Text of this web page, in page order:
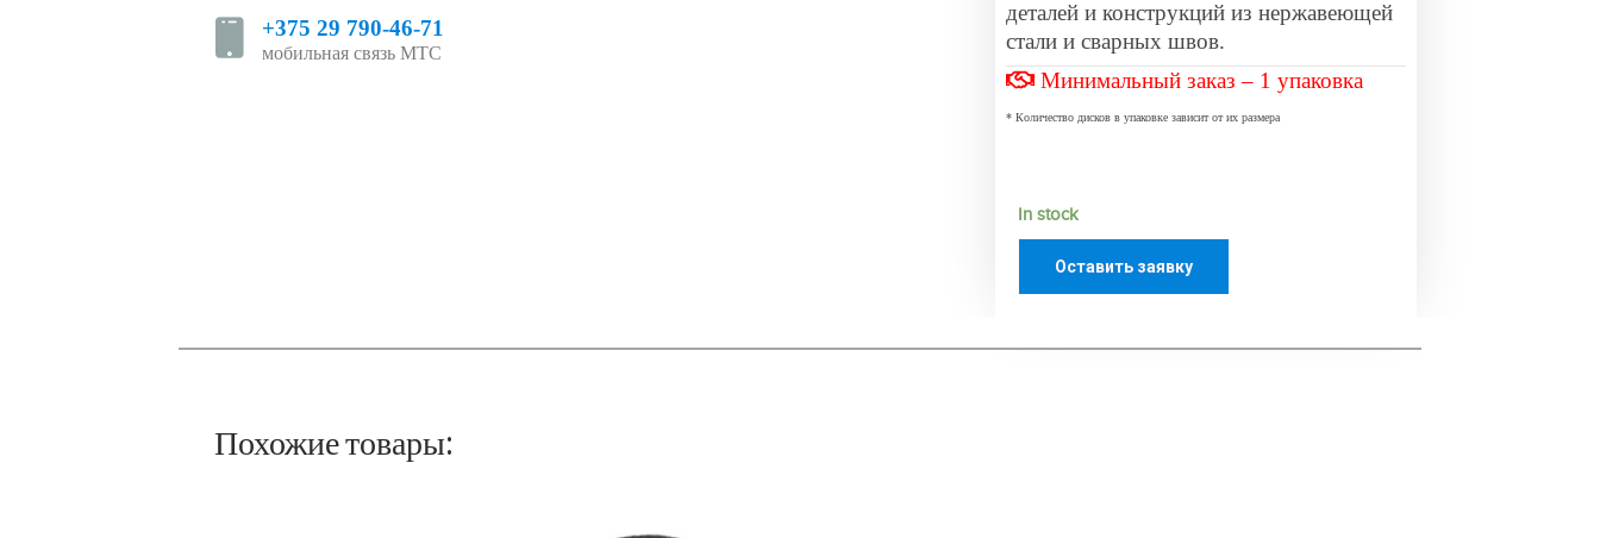
+375 29 790-46-71
мобильная связь МТС
деталей и конструкций из нержавеющей
стали и сварных швов.
Минимальный заказ – 1 упаковка
* Количество дисков в упаковке зависит от их размера
In stock
Оставить заявку
Похожие товары: